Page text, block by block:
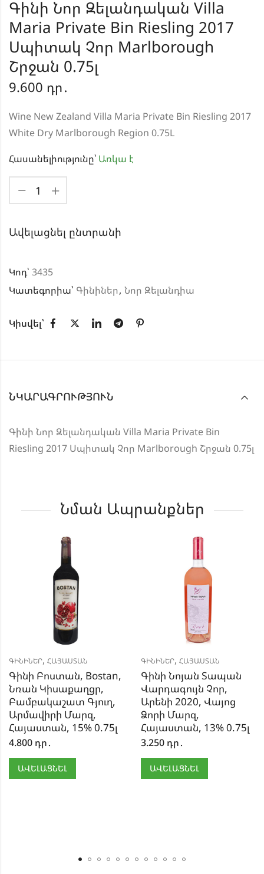
Գինի Նոր Զելանդական Villa
Maria Private Bin Riesling 2017
Սպիտակ Չոր Marlborough
Շրջան 0.75լ
9.600 դր․
Wine New Zealand Villa Maria Private Bin Riesling 2017
White Dry Marlborough Region 0.75L
Հասանելիությունը՝ Առկա է
Ավելացնել ընտրանի
Կոդ՝ 3435
Կատեգորիա՝ Գինիներ, Նոր Զելանդիա
Կիսվել՝
ՆԿԱՐԱԳՐՈՒԹՅՈՒՆ
Գինի Նոր Զելանդական Villa Maria Private Bin
Riesling 2017 Սպիտակ Չոր Marlborough Շրջան 0.75լ
Նման Ապրանքներ
ԳԻՆԻՆԵՐ, ՀԱՅԱՍՏԱՆ
Գինի Բոստան, Bostan,
Նռան Կիսաքաղցր,
Բամբակաշատ Գյուղ,
Արմավիրի Մարզ,
Հայաստան, 15% 0.75լ
4.800 դր․
ԱՎԵԼԱՑՆԵԼ
ԳԻՆԻՆԵՐ, ՀԱՅԱՍՏԱՆ
Գինի Նոյան Տապան
Վարդագույն Չոր,
Արենի 2020, Վայոց
Ձորի Մարզ,
Հայաստան, 13% 0.75լ
3.250 դր․
ԱՎԵԼԱՑՆԵԼ